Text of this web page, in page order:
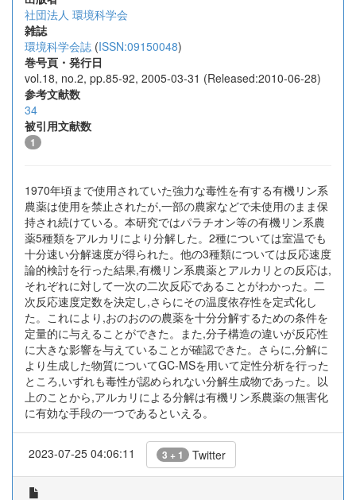
社団法人 環境科学会
雑誌
環境科学会誌 (ISSN:09150048)
巻号頁・発行日
vol.18, no.2, pp.85-92, 2005-03-31 (Released:2010-06-28)
参考文献数
34
被引用文献数
1
1970年頃まで使用されていた強力な毒性を有する有機リン系
農薬は使用を禁止されたが,一部の農家などで未使用のまま保
持され続けている。本研究ではパラチオン等の有機リン系農
薬5種類をアルカリにより分解した。2種については室温でも
十分速い分解速度が得られた。他の3種類については反応速度
論的検討を行った結果,有機リン系農薬とアルカリとの反応は,
それぞれに対して一次の二次反応であることがわかった。二
次反応速度定数を決定し,さらにその温度依存性を定式化し
た。これにより,おのおのの農薬を十分分解するための条件を
定量的に与えることができた。また,分子構造の違いが反応性
に大きな影響を与えていることが確認できた。さらに,分解に
より生成した物質についてGC-MSを用いて定性分析を行った
ところ,いずれも毒性が認められない分解生成物であった。以
上のことから,アルカリによる分解は有機リン系農薬の無害化
に有効な手段の一つであるといえる。
2023-07-25 04:06:11 3 + 1 Twitter